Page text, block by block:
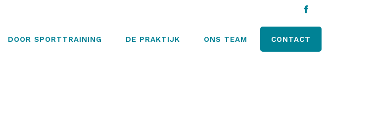
DOOR SPORTTRAINING DE PRAKTIJK ONS TEAM CONTACT